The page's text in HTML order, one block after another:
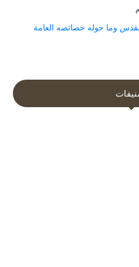
وما حوله خصائصه العامة